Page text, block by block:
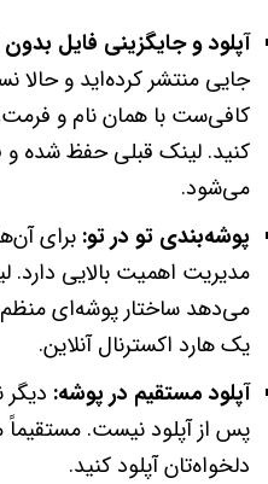
آپلود و جایگزینی فایل
جایی منتشر کرده‌اید و حالا
کافی‌ست با همان نام و
کنید. لینک قبلی حفظ شده و
می‌شود.
پوشه‌بندی تو در تو: برای
مدیریت اهمیت بالایی دارد.
می‌دهد ساختار پوشه‌ای
یک هارد اکسترنال آنلاین.
آپلود مستقیم در پوشه: دیگر
پس از آپلود نیست. مستقیماً
دلخواه‌تان آپلود کنید.